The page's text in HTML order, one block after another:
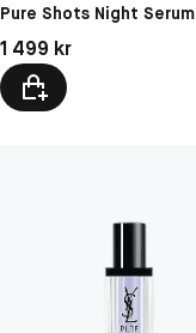
Pure Shots Night Serum
Pris: 1 499 kr
1 499 kr